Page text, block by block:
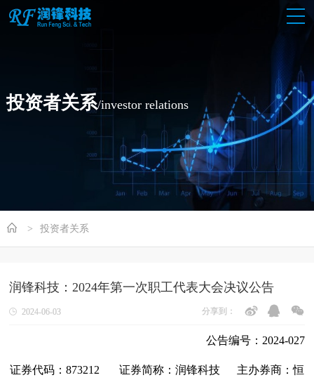
投资者关系/investor relations
投资者关系
润锋科技：2024年第一次职工代表大会决议公告
2024-06-03 分享到：
公告编号：2024-027
证券代码： 873212 证券简称： 润锋科技 主办券商：恒